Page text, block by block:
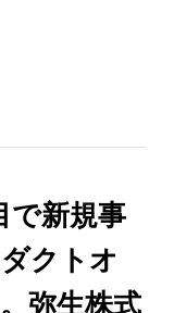
で新規事
クトオ
弥生株式